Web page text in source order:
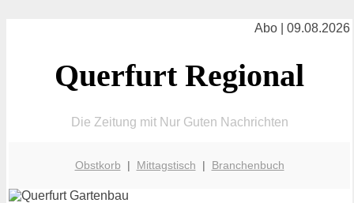
Abo | 09.08.2026
Querfurt Regional
Die Zeitung mit Nur Guten Nachrichten
Obstkorb | Mittagstisch | Branchenbuch